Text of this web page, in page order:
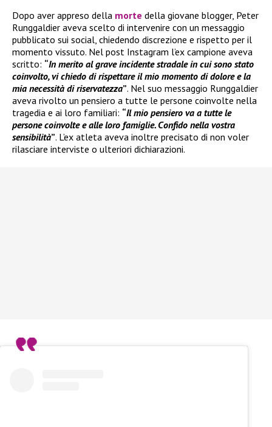
Dopo aver appreso della morte della giovane blogger, Peter
Runggaldier aveva scelto di intervenire con un messaggio
pubblicato sui social, chiedendo discrezione e rispetto per il
momento vissuto. Nel post Instagram l’ex campione aveva
scritto: “In merito al grave incidente stradale in cui sono stato
coinvolto, vi chiedo di rispettare il mio momento di dolore e la
mia necessità di riservatezza”. Nel suo messaggio Runggaldier
aveva rivolto un pensiero a tutte le persone coinvolte nella
tragedia e ai loro familiari: “Il mio pensiero va a tutte le
persone coinvolte e alle loro famiglie. Confido nella vostra
sensibilità”. L’ex atleta aveva inoltre precisato di non voler
rilasciare interviste o ulteriori dichiarazioni.